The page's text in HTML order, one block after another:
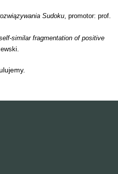
Sudoku , promotor: prof.
similar fragmentation of positive